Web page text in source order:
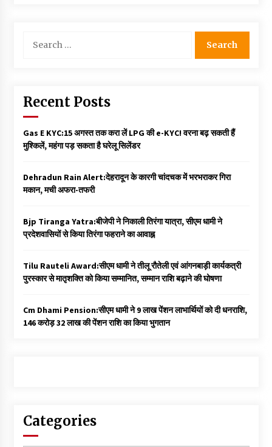
for:
Recent Posts
Gas E KYC:15 अगस्त तक करा लें LPG की e-KYC! वरना बढ़ सकती हैं
मुश्किलें, महंगा पड़ सकता है घरेलू सिलेंडर
Dehradun Rain Alert:देहरादून के कारगी चांदचक में भरभराकर गिरा
मकान, मची अफरा-तफरी
Bjp Tiranga Yatra:बीजेपी ने निकाली तिरंगा यात्रा, सीएम धामी ने
प्रदेशवासियों से किया तिरंगा फहराने का आवाह्न
Tilu Rauteli Award:सीएम धामी ने तीलू रौतेली एवं आंगनबाड़ी कार्यकत्री
पुरस्कार से मातृशक्ति को किया सम्मानित, सम्मान राशि बढ़ाने की घोषणा
Cm Dhami Pension:सीएम धामी ने 9 लाख पेंशन लाभार्थियों को दी धनराशि, ₹
146 करोड़ 32 लाख की पेंशन राशि का किया भुगतान
Categories